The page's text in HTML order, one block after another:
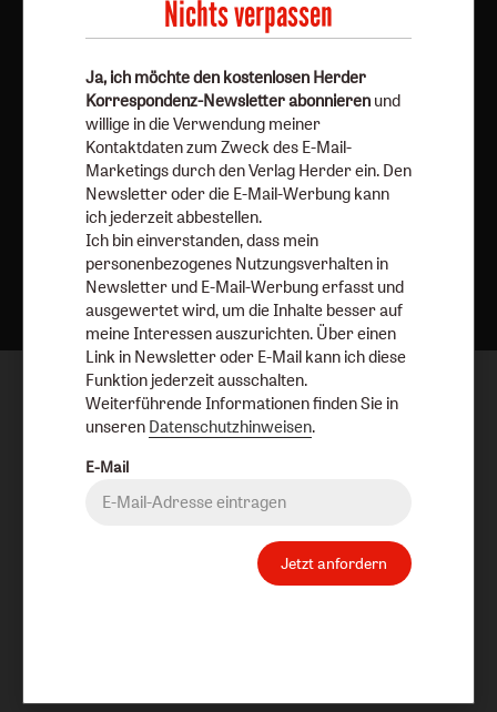
Vertrag widerrufen Abo online kündigen
Nach oben
Nichts verpassen
Ja, ich möchte den kostenlosen Herder
Korrespondenz-Newsletter abonnieren und
willige in die Verwendung meiner
Kontaktdaten zum Zweck des E-Mail-
Marketings durch den Verlag Herder ein. Den
Newsletter oder die E-Mail-Werbung kann
ich jederzeit abbestellen.
Ich bin einverstanden, dass mein
personenbezogenes Nutzungsverhalten in
Newsletter und E-Mail-Werbung erfasst und
ausgewertet wird, um die Inhalte besser auf
meine Interessen auszurichten. Über einen
Link in Newsletter oder E-Mail kann ich diese
Funktion jederzeit ausschalten.
Weiterführende Informationen finden Sie in
unseren Datenschutzhinweisen.
E-Mail
Jetzt anfordern